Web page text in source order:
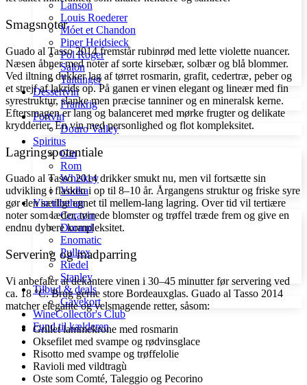
Lanson
Louis Roederer
Móet et Chandon
Piper Heidsieck
Pol Roger
Salon
Taittinger
Dessertvin
Frankrig
Portvin
Douro Valley
Spiritus
Gin
Rom
Whiskey
Vodka
Vin tilbehør
Coravin
Durand
Enomatic
Pulltex
Riedel
Stanley
Tilbud & deals
Gavekort
WineCollector's Club
Fund til kælderen
Smagsnoter
Guado al Tasso 2014 fremstår rubinrød med lette violette nuancer.
Næsen åbner med noter af sorte kirsebær, solbær og blå blommer.
Ved iltning dukker lag af tørret rosmarin, grafit, cedertræ, peber og
et strejf af lakrids op. På ganen er vinen elegant og lineær med fin
syrestruktur, slanke men præcise tanniner og en mineralsk kerne.
Eftersmagen er lang og balanceret med mørke frugter og delikate
krydderier. En vin med personlighed og flot kompleksitet.
Lagringspotentiale
Guado al Tasso 2014 drikker smukt nu, men vil fortsætte sin
udvikling i flasken i op til 8–10 år. Årgangens struktur og friske syre
gør den særligt egnet til mellem-lang lagring. Over tid vil tertiære
noter som læder, tørrede blomster og trøffel træde frem og give en
endnu dybere kompleksitet.
Servering og madparring
Vi anbefaler at dekantere vinen i 30–45 minutter før servering ved
ca. 18 °C. Brug gerne store Bordeauxglas. Guado al Tasso 2014
matcher elegante og velsmagende retter, såsom:
Grillet lammekrone med rosmarin
Oksefilet med svampe og rødvinsglace
Risotto med svampe og trøffelolie
Ravioli med vildtragù
Oste som Comté, Taleggio og Pecorino